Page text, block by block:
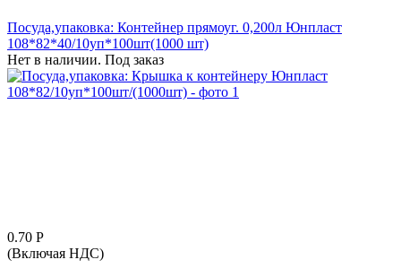
Посуда,упаковка: Контейнер прямоуг. 0,200л Юнпласт
108*82*40/10уп*100шт(1000 шт)
Нет в наличии. Под заказ
0.70 Р
(Включая НДС)